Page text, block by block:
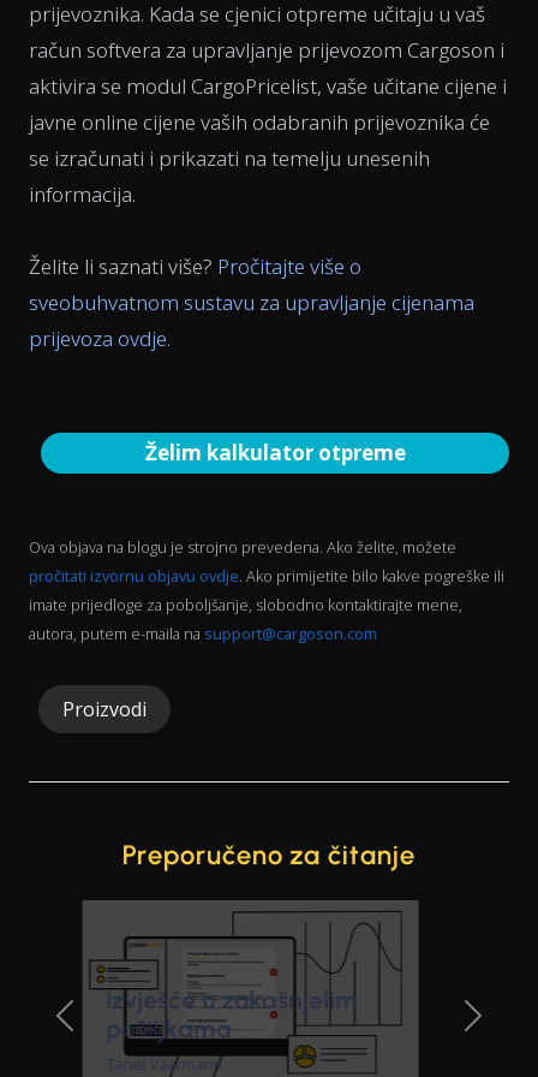
prijevoznika. Kada se cjenici otpreme učitaju u vaš
račun softvera za upravljanje prijevozom Cargoson i
aktivira se modul CargoPricelist, vaše učitane cijene i
javne online cijene vaših odabranih prijevoznika će
se izračunati i prikazati na temelju unesenih
informacija.
Želite li saznati više? Pročitajte više o
sveobuhvatnom sustavu za upravljanje cijenama
prijevoza ovdje.
Želim kalkulator otpreme
Ova objava na blogu je strojno prevedena. Ako želite, možete
pročitati izvornu objavu ovdje. Ako primijetite bilo kakve pogreške ili
imate prijedloge za poboljšanje, slobodno kontaktirajte mene,
autora, putem e-maila na support@cargoson.com
Proizvodi
Preporučeno za čitanje
API za otpremu s više
prijevoznika
Previous Slide Next